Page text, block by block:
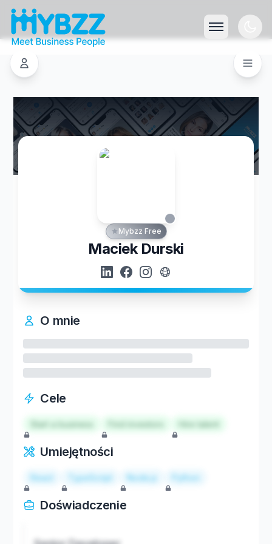
Mybzz Free
Maciek Durski
O mnie
Cele
Start a business Hire talent
Umiejętności
React TypeScript Node.js Python
Doświadczenie